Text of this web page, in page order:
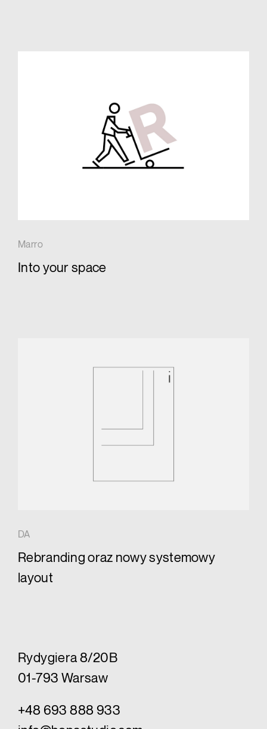
Marro
Into your space
DA
Rebranding oraz nowy systemowy
layout
Rydygiera 8/20B
01-793 Warsaw
+48 693 888 933